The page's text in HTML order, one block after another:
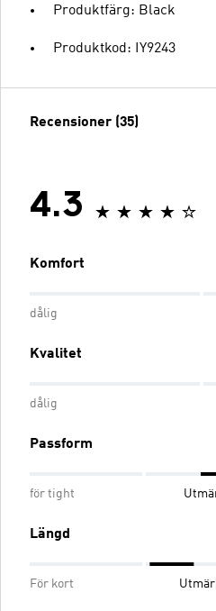
Produktfärg: Black
Produktkod: IY9243
Recensioner (35)
4.3
Komfort
dålig
Kvalitet
dålig
Passform
för tight
Längd
För kort